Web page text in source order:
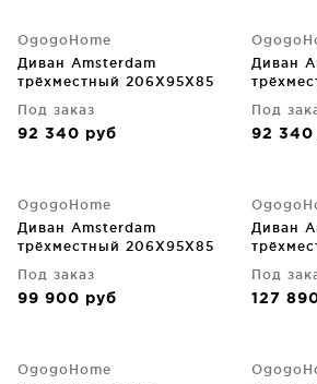
OgogoHome
Диван Amsterdam
трёхместный 206X95X85
Под заказ
92 340 руб
Диван
Под
92 340
OgogoHome
Диван Amsterdam
трёхместный 206X95X85
Под заказ
99 900 руб
Диван
Под
127
OgogoHome